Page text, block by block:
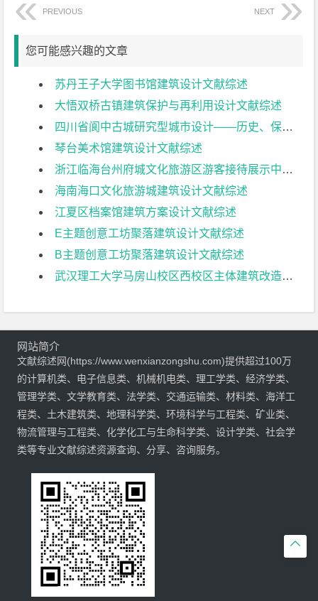
PREVIOUS NEXT
您可能感兴趣的文章
苏丹王子大学图书馆建筑设计文献综述
大悟双桥古镇建筑保护与再利用设计文献综述
四川省阆中古城研究型城市设计——历史、保护与复兴研究文献综述
琴台美术馆建筑设计文献综述
浙江临海台州府城文化旅游区游客接待展示中心建筑设计文献综述
海南海口文化旅游城建筑设计文献综述
江夏区档案馆建筑方案设计文献综述
E主题创意工坊聚落建筑设计文献综述
B主题创意工坊聚落建筑设计文献综述
武汉理工大学马房山校区西校区主体建筑改造与景观设计文献综述

网站简介
文献综述网(https://www.wenxianzongshu.com)提供超过100万
的计算机类、电子信息类、机械机电类、理工学类、经济学类、
管理学类、文学教育类、法学类、交通运输类、材料类、海洋工
程类、土木建筑类、地理科学类、环境科学与工程类、矿业类、
物流管理与工程类、化学化工与生命科学类、设计学类、社会学
类等专业文献综述资源查询、分享、咨询服务。